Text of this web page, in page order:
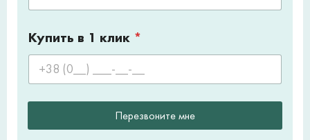
Купить в 1 клик *
Перезвоните мне